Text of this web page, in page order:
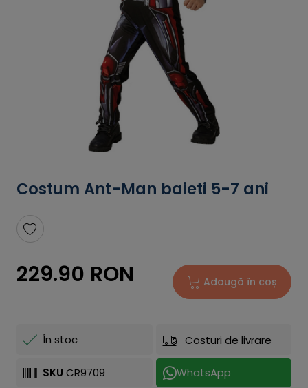
Costum Ant-Man baieti 5-7 ani
229.90 RON Adaugă în coș
În stoc Costuri de livrare
SKU CR9709 WhatsApp